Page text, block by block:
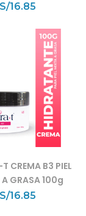
S/16.85
CREMA B3 PIEL
GRASA 100g
S/16.85